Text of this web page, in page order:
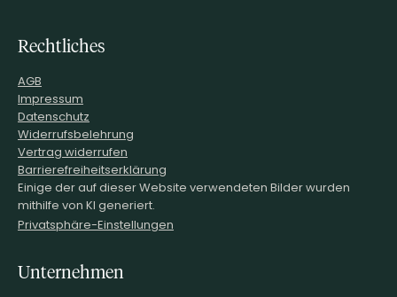
Rechtliches
AGB
Impressum
Datenschutz
Widerrufsbelehrung
Vertrag widerrufen
Barrierefreiheitserklärung
Einige der auf dieser Website verwendeten Bilder wurden
mithilfe von KI generiert.
Privatsphäre-Einstellungen
Unternehmen